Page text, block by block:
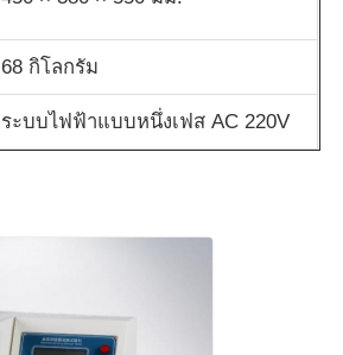
68 กิโลกรัม
ระบบไฟฟ้าแบบหนึ่งเฟส AC 220V